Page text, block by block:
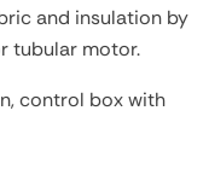
and insulation by
tubular motor.
control box with